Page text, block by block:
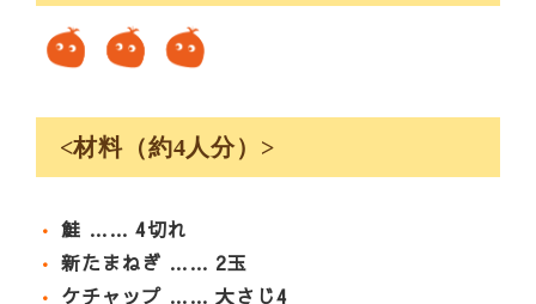
<材料（約4人分）>
• 鮭 …… 4切れ
• 新たまねぎ …… 2玉
• ケチャップ …… 大さじ4